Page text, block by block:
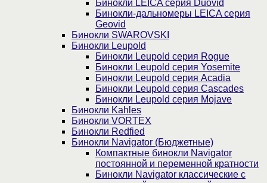
Бинокли LEICA серия Duovid
Бинокли-дальномеры LEICA серия
Geovid
Бинокли SWAROVSKI
Бинокли Leupold
Бинокли Leupold серия Rogue
Бинокли Leupold серия Yosemite
Бинокли Leupold серия Acadia
Бинокли Leupold серия Cascades
Бинокли Leupold серия Mojave
Бинокли Kahles
Бинокли VORTEX
Бинокли Redfied
Бинокли Navigator (Бюджетные)
Компактные бинокли Navigator
постоянной и переменной кратности
Бинокли Navigator классические с